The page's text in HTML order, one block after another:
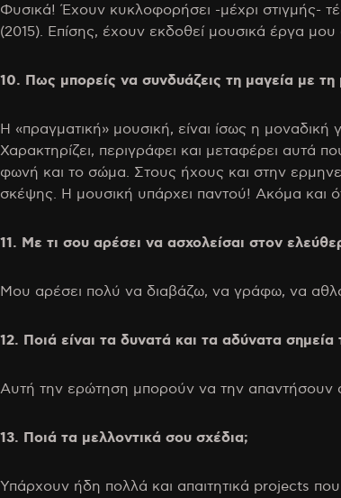
Φυσικά! Έχουν κυκλοφορήσει -μέχρι στιγμής-
(2015). Επίσης, έχουν εκδοθεί μουσικά έργα
10. Πως μπορείς να συνδυάζεις τη μαγεία με τη
Η «πραγματική» μουσική, είναι ίσως η
Χαρακτηρίζει, περιγράφει και μεταφέρει αυτά
φωνή και το σώμα. Στους ήχους και στην
σκέψης. Η μουσική υπάρχει παντού! Ακόμα και
11. Με τι σου αρέσει να ασχολείσαι στον
Μου αρέσει πολύ να διαβάζω, να γράφω, να
12. Ποιά είναι τα δυνατά και τα αδύνατα
Αυτή την ερώτηση μπορούν να την απαντήσουν
13. Ποιά τα μελλοντικά σου σχέδια;
Υπάρχουν ήδη πολλά και απαιτητικά projects